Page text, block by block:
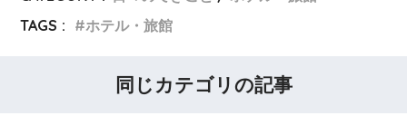
TAGS :
ホテル・旅館
同じカテゴリの記事